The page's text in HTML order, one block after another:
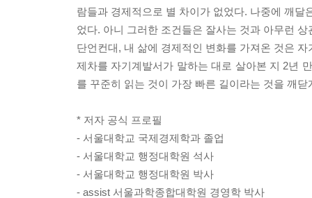
람들과 경제적으로 별 차이가 없었다. 나중에 깨
었다. 아니 그러한 조건들은 잘사는 것과 아무런 상
단언컨대, 내 삶에 경제적인 변화를 가져온 것은
제차를 자기계발서가 말하는 대로 살아본 지 2년
를 꾸준히 읽는 것이 가장 빠른 길이라는 것을 깨
* 저자 공식 프로필
- 서울대학교 국제경제학과 졸업
- 서울대학교 행정대학원 석사
- 서울대학교 행정대학원 박사
- assist 서울과학종합대학원 경영학 박사